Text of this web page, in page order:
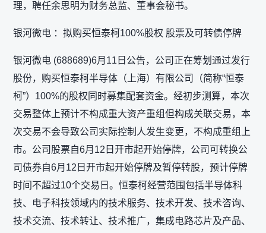
理，聘任余思明为财务总监、董事会秘书。
银河微电 ：拟购买恒泰柯100%股权 股票及可转债停牌
银河微电 (688689)6月11日公告，公司正在筹划通过发行
股份，购买恒泰柯半导体（上海）有限公司（简称“恒泰
柯”）100%的股权同时募集配套资金。经初步测算，本次
交易整体上预计不构成重大资产重组但构成关联交易，本
次交易不会导致公司实际控制人发生变更，不构成重组上
市。公司股票自6月12日开市起开始停牌，公司可转换公
司债券自6月12日开市起开始停牌及暂停转股，预计停牌
时间不超过10个交易日。恒泰柯经营范围包括半导体科
技、电子科技领域内的技术服务、技术开发、技术咨询、
技术交流、技术转让、技术推广，集成电路芯片及产品、